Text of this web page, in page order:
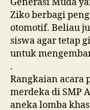
Generasi Muda
Ziko berbagi
otomotif. Beliau
siswa agar tetap
untuk
.
Rangkaian acara
merdeka di SMP
aneka lomba